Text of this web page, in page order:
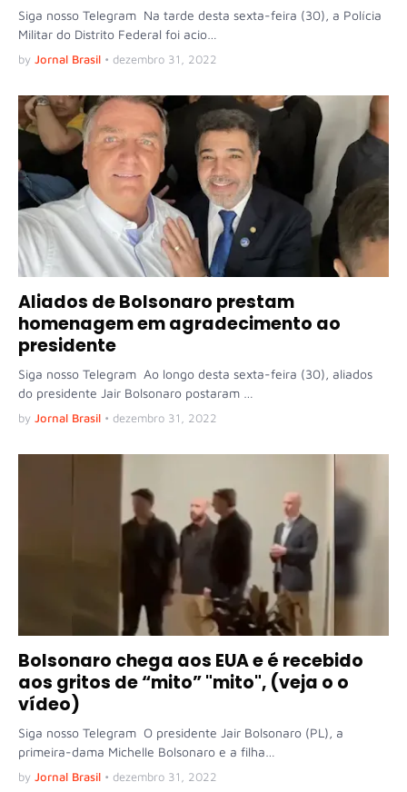
Siga nosso Telegram Na tarde desta sexta-feira (30), a Polícia
Militar do Distrito Federal foi acio…
by Jornal Brasil • dezembro 31, 2022
Aliados de Bolsonaro prestam
homenagem em agradecimento ao
presidente
Siga nosso Telegram Ao longo desta sexta-feira (30), aliados
do presidente Jair Bolsonaro postaram …
by Jornal Brasil • dezembro 31, 2022
Bolsonaro chega aos EUA e é recebido
aos gritos de “mito” "mito", (veja o o
vídeo)
Siga nosso Telegram O presidente Jair Bolsonaro (PL), a
primeira-dama Michelle Bolsonaro e a filha…
by Jornal Brasil • dezembro 31, 2022